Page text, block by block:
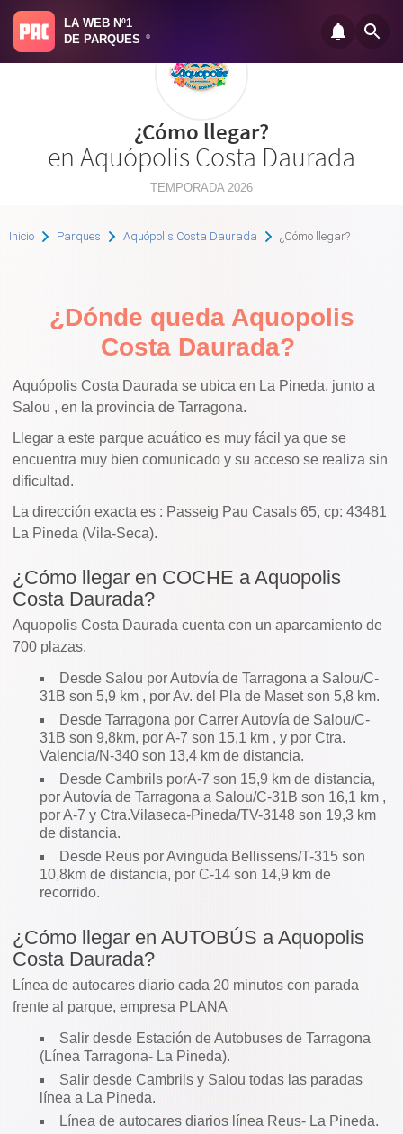
LA WEB Nº1
DE PARQUES
®
¿Cómo llegar?
en Aquópolis Costa Daurada
TEMPORADA 2026
Inicio Parques Aquópolis Costa Daurada ¿Cómo llegar?
¿Dónde queda Aquopolis
Costa Daurada?
Aquópolis Costa Daurada se ubica en La Pineda, junto a
Salou , en la provincia de Tarragona.
Llegar a este parque acuático es muy fácil ya que se
encuentra muy bien comunicado y su acceso se realiza sin
dificultad.
La dirección exacta es : Passeig Pau Casals 65, cp: 43481
La Pineda (Vila-Seca).
¿Cómo llegar en COCHE a Aquopolis
Costa Daurada?
Aquopolis Costa Daurada cuenta con un aparcamiento de
700 plazas.
Desde Salou por Autovía de Tarragona a Salou/C-
31B son 5,9 km , por Av. del Pla de Maset son 5,8 km.
Desde Tarragona por Carrer Autovía de Salou/C-
31B son 9,8km, por A-7 son 15,1 km , y por Ctra.
Valencia/N-340 son 13,4 km de distancia.
Desde Cambrils porA-7 son 15,9 km de distancia,
por Autovía de Tarragona a Salou/C-31B son 16,1 km ,
por A-7 y Ctra.Vilaseca-Pineda/TV-3148 son 19,3 km
de distancia.
Desde Reus por Avinguda Bellissens/T-315 son
10,8km de distancia, por C-14 son 14,9 km de
recorrido.
¿Cómo llegar en AUTOBÚS a Aquopolis
Costa Daurada?
Línea de autocares diario cada 20 minutos con parada
frente al parque, empresa PLANA
Salir desde Estación de Autobuses de Tarragona
(Línea Tarragona- La Pineda).
Salir desde Cambrils y Salou todas las paradas
línea a La Pineda.
Línea de autocares diarios línea Reus- La Pineda.